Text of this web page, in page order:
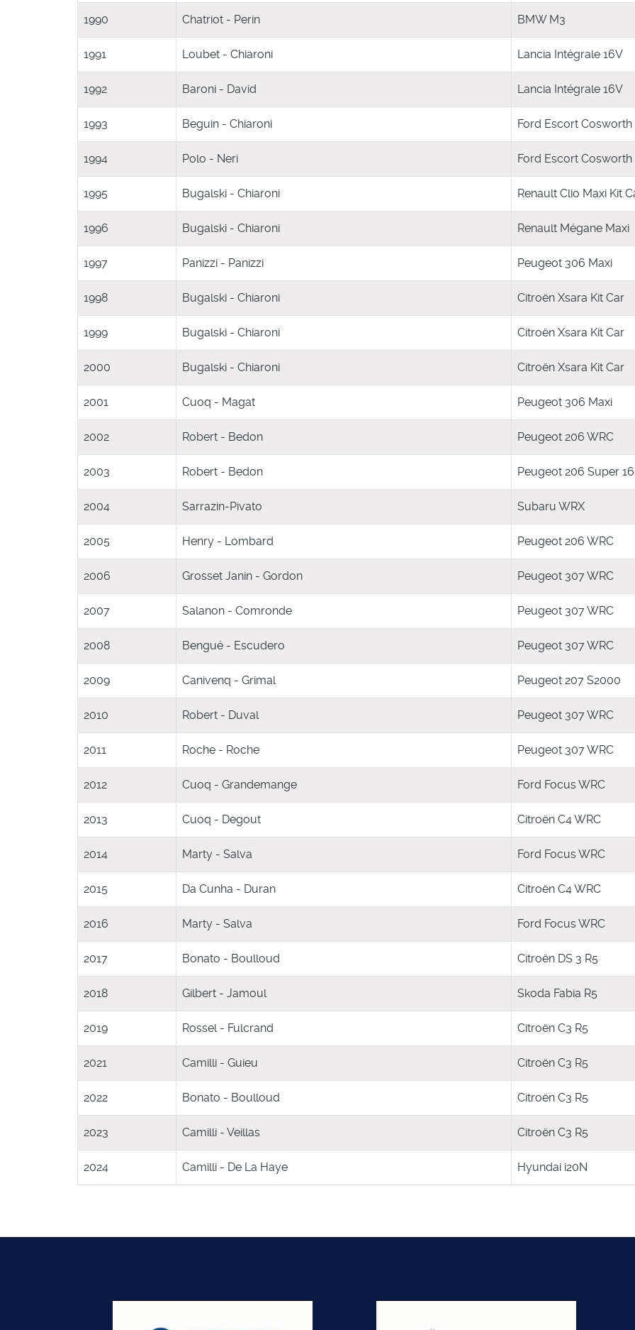
1990 Chatriot - Perin BMW M3
1991 Loubet - Chiaroni Lancia Intégrale 16V
1992 Baroni - David Lancia Intégrale 16V
1993 Beguin - Chiaroni Ford Escort Cosworth
1994 Polo - Neri Ford Escort Cosworth
1995 Bugalski - Chiaroni Renault Clio Maxi Kit
1996 Bugalski - Chiaroni Renault Mégane Maxi
1997 Panizzi - Panizzi Peugeot 306 Maxi
1998 Bugalski - Chiaroni Citroën Xsara Kit Car
1999 Bugalski - Chiaroni Citroën Xsara Kit Car
2000 Bugalski - Chiaroni Citroën Xsara Kit Car
2001 Cuoq - Magat Peugeot 306 Maxi
2002 Robert - Bedon Peugeot 206 WRC
2003 Robert - Bedon Peugeot 206 Super
2004 Sarrazin-Pivato Subaru WRX
2005 Henry - Lombard Peugeot 206 WRC
2006 Grosset Janin - Gordon Peugeot 307 WRC
2007 Salanon - Comronde Peugeot 307 WRC
2008 Bengué - Escudero Peugeot 307 WRC
2009 Canivenq - Grimal Peugeot 207 S2000
2010 Robert - Duval Peugeot 307 WRC
2011 Roche - Roche Peugeot 307 WRC
2012 Cuoq - Grandemange Ford Focus WRC
2013 Cuoq - Degout Citroën C4 WRC
2014 Marty - Salva Ford Focus WRC
2015 Da Cunha - Duran Citroën C4 WRC
2016 Marty - Salva Ford Focus WRC
2017 Bonato - Boulloud Citroën DS 3 R5
2018 Gilbert - Jamoul Skoda Fabia R5
2019 Rossel - Fulcrand Citroën C3 R5
2021 Camilli - Guieu Citroën C3 R5
2022 Bonato - Boulloud Citroën C3 R5
2023 Camilli - Veillas Citroën C3 R5
2024 Camilli - De La Haye Hyundai i20N